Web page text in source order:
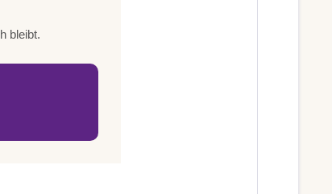
bleibt.